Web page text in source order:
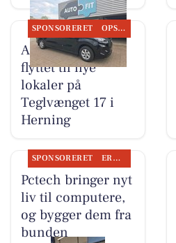
SPONSORERET OPSLAGSTAVLEN
AutoFit A/S er
flyttet til nye
lokaler på
Teglvænget 17 i
Herning
SPONSORERET ERHVERV
Pctech bringer nyt
liv til computere,
og bygger dem fra
bunden